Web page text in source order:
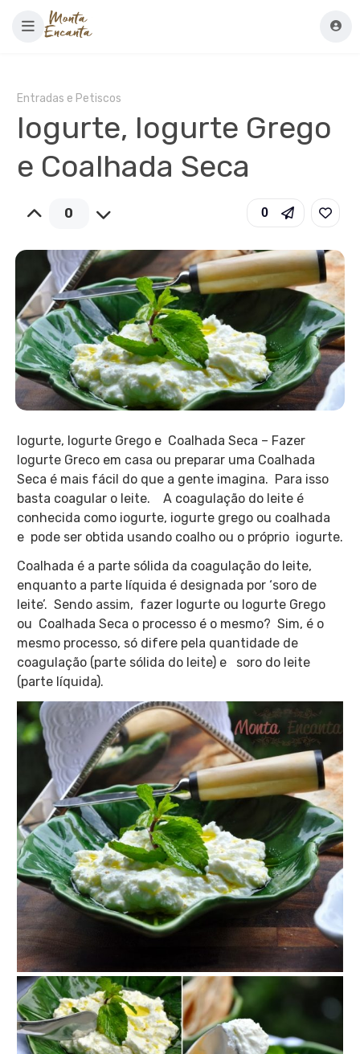
Entradas e Petiscos
Iogurte, Iogurte Grego
e Coalhada Seca
0 0
Iogurte, Iogurte Grego e Coalhada Seca – Fazer
Iogurte Greco em casa ou preparar uma Coalhada
Seca é mais fácil do que a gente imagina. Para isso
basta coagular o leite. A coagulação do leite é
conhecida como iogurte, iogurte grego ou coalhada
e pode ser obtida usando coalho ou o próprio iogurte.
Coalhada é a parte sólida da coagulação do leite,
enquanto a parte líquida é designada por ‘soro de
leite’. Sendo assim, fazer Iogurte ou Iogurte Grego
ou Coalhada Seca o processo é o mesmo? Sim, é o
mesmo processo, só difere pela quantidade de
coagulação (parte sólida do leite) e soro do leite
(parte líquida).